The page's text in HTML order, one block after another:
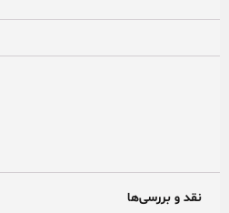
نقد و بررسی‌ها